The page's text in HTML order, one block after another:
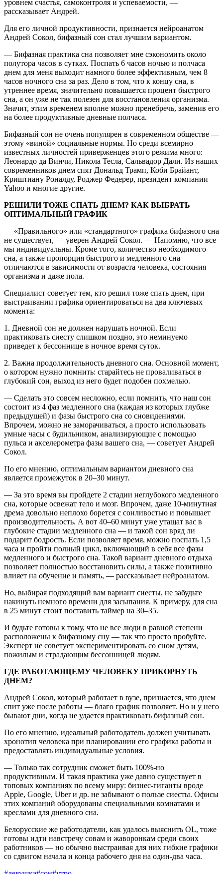
уровнем счастья, самоконтроля и успеваемости, —
рассказывает Андрей.
Для его личной продуктивности, признается нейроанатом
Андрей Сокол, бифазный сон стал лучшим вариантом.
— Бифазная практика сна позволяет мне сэкономить около
полутора часов в сутках. Поспать 6 часов ночью и полчаса
днем для меня выходит намного более эффективным, чем 8
часов ночного сна за раз. Дело в том, что к концу сна, в
утреннее время, значительно повышается процент быстрого
сна, а он уже не так полезен для восстановления организма.
Значит, этим временем вполне можно пренебречь, заменив его
на более продуктивные дневные полчаса.
Бифазный сон не очень популярен в современном обществе —
этому «виной» социальные нормы. Но среди всемирно
известных личностей приверженцев этого режима много:
Леонардо да Винчи, Никола Тесла, Сальвадор Дали. Из наших
современников днем спят Дональд Трамп, Коби Брайант,
Криштиану Роналду, Роджер Федерер, президент компании
Yahoo и многие другие.
РЕШИЛИ ТОЖЕ СПАТЬ ДНЕМ? КАК ВЫБРАТЬ
ОПТИМАЛЬНЫЙ ГРАФИК
— «Правильного» или «стандартного» графика бифазного сна
не существует, — уверен Андрей Сокол. — Напомню, что все
мы индивидуальны. Кроме того, количество необходимого
сна, а также пропорция быстрого и медленного сна
отличаются в зависимости от возраста человека, состояния
организма и даже пола.
Специалист советует тем, кто решил тоже спать днем, при
выстраивании графика ориентироваться на два ключевых
момента:
1. Дневной сон не должен нарушать ночной. Если
практиковать сиесту слишком поздно, это неминуемо
приведет к бессоннице в ночное время суток.
2. Важна продолжительность дневного сна. Основной момент,
о котором нужно помнить: старайтесь не проваливаться в
глубокий сон, выход из него будет подобен похмелью.
— Сделать это совсем несложно, если помнить, что наш сон
состоит из 4 фаз медленного сна (каждая из которых глубже
предыдущей) и фазы быстрого сна со сновидениями.
Впрочем, можно не заморачиваться, а просто использовать
умные часы с будильником, анализирующие с помощью
пульса и акселерометра фазы вашего сна, — советует Андрей
Сокол.
По его мнению, оптимальным вариантом дневного сна
является промежуток в 20–30 минут.
— За это время вы пройдете 2 стадии неглубокого медленного
сна, которые освежат тело и мозг. Впрочем, даже 10-минутная
дрема довольно неплохо борется с сонливостью и повышает
производительность. А вот 40–60 минут уже утащат вас в
глубокие стадии медленного сна — и такой сон вряд ли
подарит бодрость. Если позволяет время, можно поспать 1,5
часа и пройти полный цикл, включающий в себя все фазы
медленного и быстрого сна. Такой вариант дневного отдыха
позволяет полностью восстановить силы, а также позитивно
влияет на обучение и память, — рассказывает нейроанатом.
Но, выбирая подходящий вам вариант сиесты, не забудьте
накинуть немного времени для засыпания. К примеру, для сна
в 25 минут стоит поставить таймер на 30–35.
И будьте готовы к тому, что не все люди в равной степени
расположены к бифазному сну — так что просто пробуйте.
Эксперт не советует экспериментировать со сном детям,
пожилым и страдающим бессонницей людям.
ГДЕ РАБОТАЮЩЕМУ ЧЕЛОВЕКУ ПРИКОРНУТЬ
ДНЕМ?
Андрей Сокол, который работает в вузе, признается, что днем
спит уже после работы — благо график позволяет. Но и у него
бывают дни, когда не удается практиковать бифазный сон.
По его мнению, идеальный работодатель должен учитывать
хронотип человека при планировании его графика работы и
предоставлять индивидуальные условия.
— Только так сотрудник сможет быть 100%-но
продуктивным. И такая практика уже давно существует в
топовых компаниях по всему миру: бизнес-гиганты вроде
Apple, Google, Uber и др. не забывают о пользе сиесты. Офисы
этих компаний оборудованы специальными комнатами и
креслами для дневного сна.
Белорусские же работодатели, как удалось выяснить OL, тоже
готовы идти навстречу совам и жаворонкам среди своих
работников — но обычно выстраивая для них гибкие графики
со сдвигом начала и конца рабочего дня на один-два часа.